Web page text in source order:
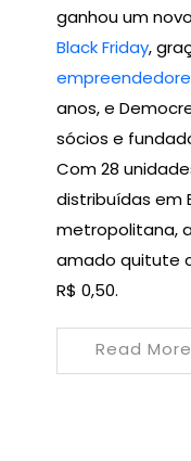
ganhou um
Black Friday,
anos, e
sócios e
Com 28
distribuídas em
metropolitana,
amado quitute
R$ 0,50.
Read More